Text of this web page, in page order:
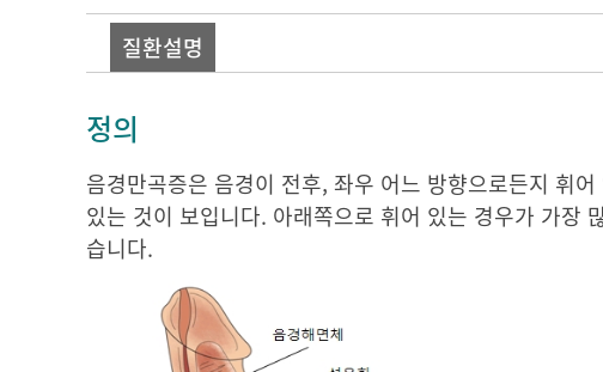
질환설명
정의
음경만곡증은 음경이 전후, 좌우 어느 방향으로든지 휘
있는 것이 보입니다. 아래쪽으로 휘어 있는 경우가 가장
습니다.